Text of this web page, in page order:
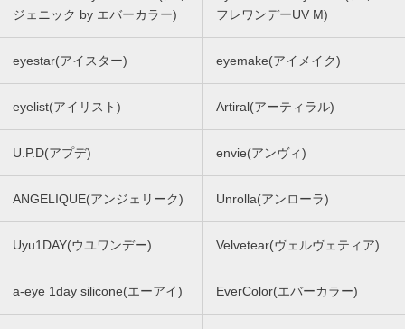
ジェニック by エバーカラー)
フレワンデーUV M)
eyestar(アイスター) eyemake(アイメイク)
eyelist(アイリスト) Artiral(アーティラル)
U.P.D(アプデ) envie(アンヴィ)
ANGELIQUE(アンジェリーク) Unrolla(アンローラ)
Uyu1DAY(ウユワンデー) Velvetear(ヴェルヴェティア)
a-eye 1day silicone(エーアイ) EverColor(エバーカラー)